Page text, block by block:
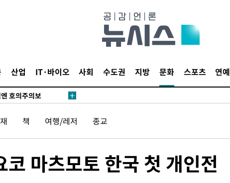
산업 IT·바이오 사회 수도권 지방 문화 스포츠 연예
鄭
미보단 팀 위해 뛸
'강한 비'[내일날씨]
호의주의보
락 붕괴
1.3억원
전
책 여행/레저 종교
마츠모토 한국 첫 개인전